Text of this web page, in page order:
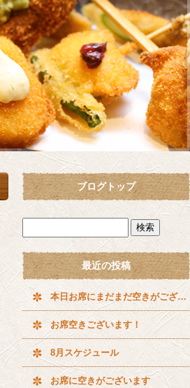
ブログトップ
最近の投稿
本日お席にまだまだ空きがございます^ ^
お席空きございます！
8月スケジュール
お席に空きがございます